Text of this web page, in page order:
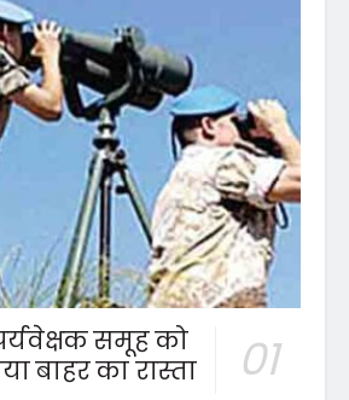
समूह को
बाहर का रास्ता